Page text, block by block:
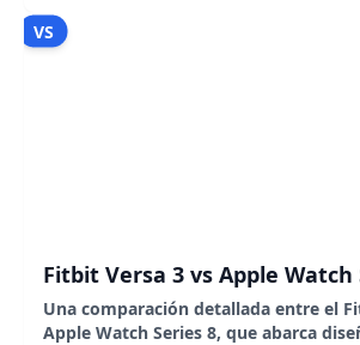
VS
Fitbit Versa 3 vs Apple Watch
Una comparación detallada entre el
Apple Watch Series 8, que abarca